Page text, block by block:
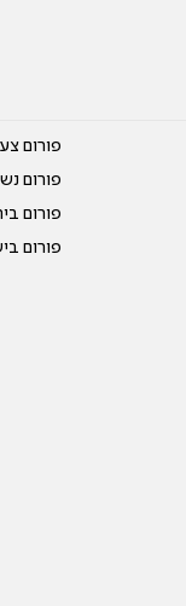
פורום
פורום
פורום
פורום